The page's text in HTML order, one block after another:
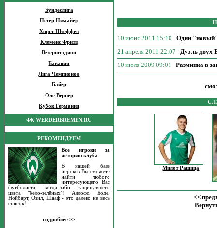
Бундеслига
Петер Нимайер
Хорст Штеффен
Клеменс Фритц
Везерштадион
Бавария
Лига Чемпионов
Байер
Оле Вернер
Кубок Германии
ФК WERDERBREMEN.RU
РЕКОМЕНДУЕМ
Все игроки за
историю клуба
В нашей базе
игроков Вы сможете
найти любого
интересующего Вас
футболиста, когда-либо защищавшего
цвета "бело-зелёных"! Аллофс, Боде,
Нойбарт, Озил, Шааф - это далеко не весь
список!
подробнее >>
10 июня 2011 15:10 Один
21 апреля 2011 22:07 Дуэль двух
10 июля 2009 09:01 Разминка в
Милот Рашица
<<